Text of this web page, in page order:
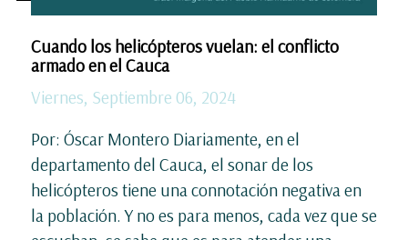
Cuando los helicópteros vuelan: el conflicto
armado en el Cauca
Viernes, Septiembre 06, 2024
Por: Óscar Montero Diariamente, en el
departamento del Cauca, el sonar de los
helicópteros tiene una connotación negativa en
la población. Y no es para menos, cada vez que se